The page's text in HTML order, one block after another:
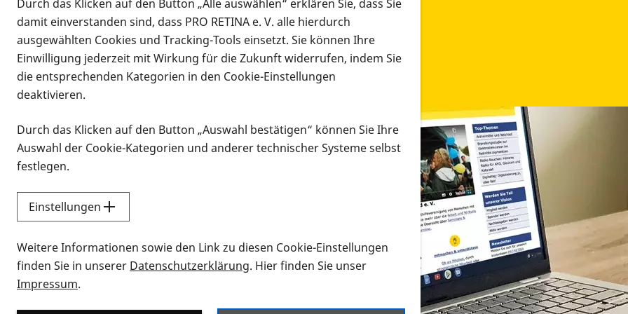
Infomaterial
Infomaterial
Vorlesen
Alle Infomaterialien in verschiedenen Formaten an
Sie möchten wissen, wie Sie nach Infonmaterial suchen und dieses bestellen bzw. herunterladen
Durch das Klicken auf den Button „Alle auswählen“ erklären Sie, dass Sie
damit einverstanden sind, dass PRO RETINA e. V. alle hierdurch
ausgewählten Cookies und Tracking-Tools einsetzt. Sie können Ihre
Einwilligung jederzeit mit Wirkung für die Zukunft widerrufen, indem Sie
die entsprechenden Kategorien in den Cookie-Einstellungen
deaktivieren.
Durch das Klicken auf den Button „Auswahl bestätigen“ können Sie Ihre
Auswahl der Cookie-Kategorien und anderer technischer Systeme selbst
festlegen.
Einstellungen
Weitere Informationen sowie den Link zu diesen Cookie-Einstellungen
finden Sie in unserer Datenschutzerklärung. Hier finden Sie unser
Impressum.